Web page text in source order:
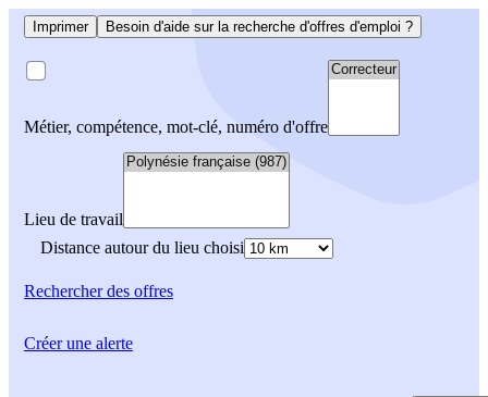
Imprimer Besoin d'aide sur la recherche d'offres d'emploi ?
Métier, compétence, mot-clé, numéro d'offre
Lieu de travail
Distance autour du lieu choisi
Rechercherdes offres
Créer une alerte